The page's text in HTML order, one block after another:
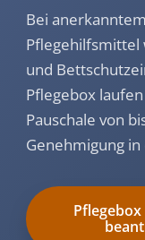
Bei
Pflegehilfsmittel
und
Pflegebox
Pauschale von
Genehmigung